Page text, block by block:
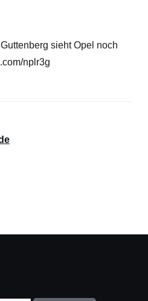
sieht Opel noch
nplr3g